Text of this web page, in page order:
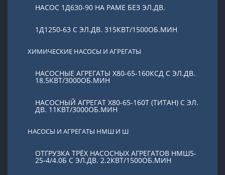
НАСОС 1Д630-90 НА РАМЕ БЕЗ ЭЛ.ДВ.
1Д1250-63 С ЭЛ.ДВ. 315КВТ/1500ОБ.МИН
ХИМИЧЕСКИЕ НАСОСЫ И АГРЕГАТЫ
НАСОСНЫЕ АГРЕГАТЫ Х80-65-160КСД С ЭЛ.ДВ.
18.5КВТ/3000ОБ.МИН
НАСОСНЫЙ АГРЕГАТ Х80-65-160Т (ТИТАН) С ЭЛ.
ДВ. 11КВТ/3000ОБ.МИН
НАСОСЫ И АГРЕГАТЫ НМШ И Ш
ОТГРУЗКА ТРЁХ НАСОСНЫХ АГРЕГАТОВ НМШ5-
25-4/4.0Б С ЭЛ.ДВ. 2.2КВТ/1500ОБ.МИН